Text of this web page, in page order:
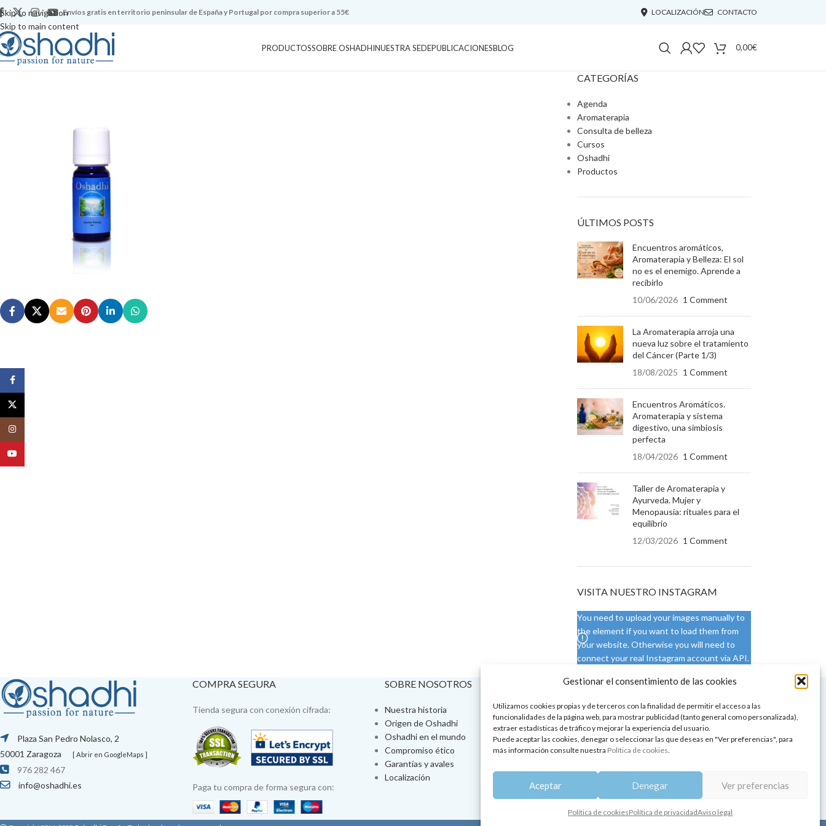
Gestionar el consentimiento de las cookies
Utilizamos cookies propias y de terceros con la finalidad de permitir el acceso a las
funcionalidades de la página web, para mostrar publicidad (tanto general como personalizada),
extraer estadísticas de tráfico y mejorar la experiencia del usuario.
Puede aceptar las cookies, denegar o seleccionar las que deseas en "Ver preferencias", para
más información consulte nuestra Política de cookies.
Aceptar Denegar Ver preferencias
Política de cookiesPolítica de privacidadAviso legal
Skip to navigation
Skip to main content
Envíos gratis en territorio peninsular de España y Portugal por compra superior a 55€ LOCALIZACIÓN CONTACTO
PRODUCTOSSOBRE OSHADHINUESTRA SEDEPUBLICACIONESBLOG 0,00€
CATEGORÍAS
Agenda
Aromaterapia
Consulta de belleza
Cursos
Oshadhi
Productos
ÚLTIMOS POSTS
Encuentros aromáticos,
Aromaterapia y Belleza: El sol
no es el enemigo. Aprende a
recibirlo
10/06/2026 1 Comment
La Aromaterapia arroja una
nueva luz sobre el tratamiento
del Cáncer (Parte 1/3)
18/08/2025 1 Comment
Encuentros Aromáticos.
Aromaterapia y sistema
digestivo, una simbiosis
perfecta
18/04/2026 1 Comment
Taller de Aromaterapia y
Ayurveda. Mujer y
Menopausia: rituales para el
equilibrio
12/03/2026 1 Comment
VISITA NUESTRO INSTAGRAM
You need to upload your images manually to
the element if you want to load them from
your website. Otherwise you will need to
connect your real Instagram account via API.
Plaza San Pedro Nolasco, 2
50001 Zaragoza
[ Abrir en GoogleMaps ]
976 282 467
info@oshadhi.es
COMPRA SEGURA
Tienda segura con conexión cifrada:
Paga tu compra de forma segura con:
SOBRE NOSOTROS
Nuestra historia
Origen de Oshadhi
Oshadhi en el mundo
Compromiso ético
Garantías y avales
Localización
VISÍTA NUESTRA SEDE
Tienda física
Talleres de aromaterapia
Tratamientos de belleza
Ayurveda
Aromaterapia y bienestar
CONDICIONES DE USO
Condiciones generales
Cambios y devoluciones
Formas de pago
Formas de envío